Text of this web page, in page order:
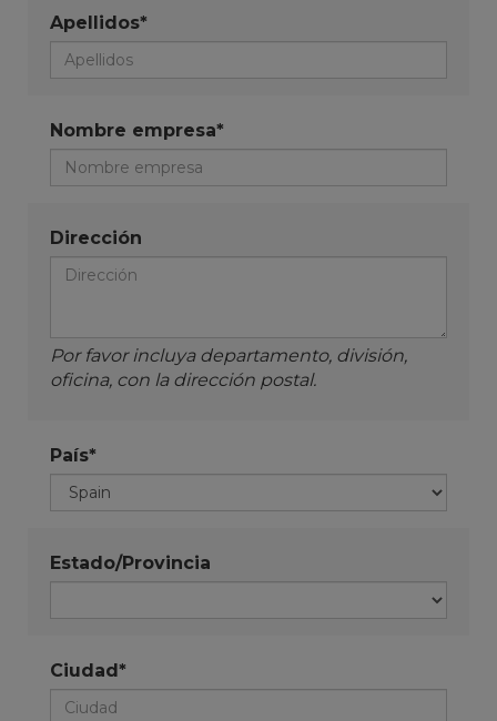
Apellidos*
Nombre empresa*
Dirección
Por favor incluya departamento, división,
oficina, con la dirección postal.
País*
Estado/Provincia
Ciudad*